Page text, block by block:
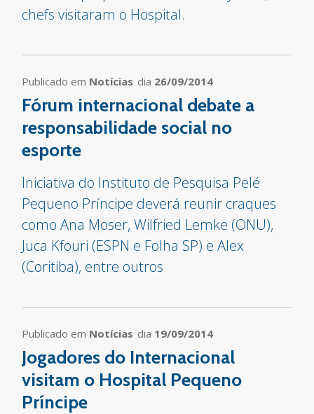
chefs visitaram o Hospital.
Publicado em Notícias dia 26/09/2014
Fórum internacional debate a
responsabilidade social no
esporte
Iniciativa do Instituto de Pesquisa Pelé
Pequeno Príncipe deverá reunir craques
como Ana Moser, Wilfried Lemke (ONU),
Juca Kfouri (ESPN e Folha SP) e Alex
(Coritiba), entre outros
Publicado em Notícias dia 19/09/2014
Jogadores do Internacional
visitam o Hospital Pequeno
Príncipe